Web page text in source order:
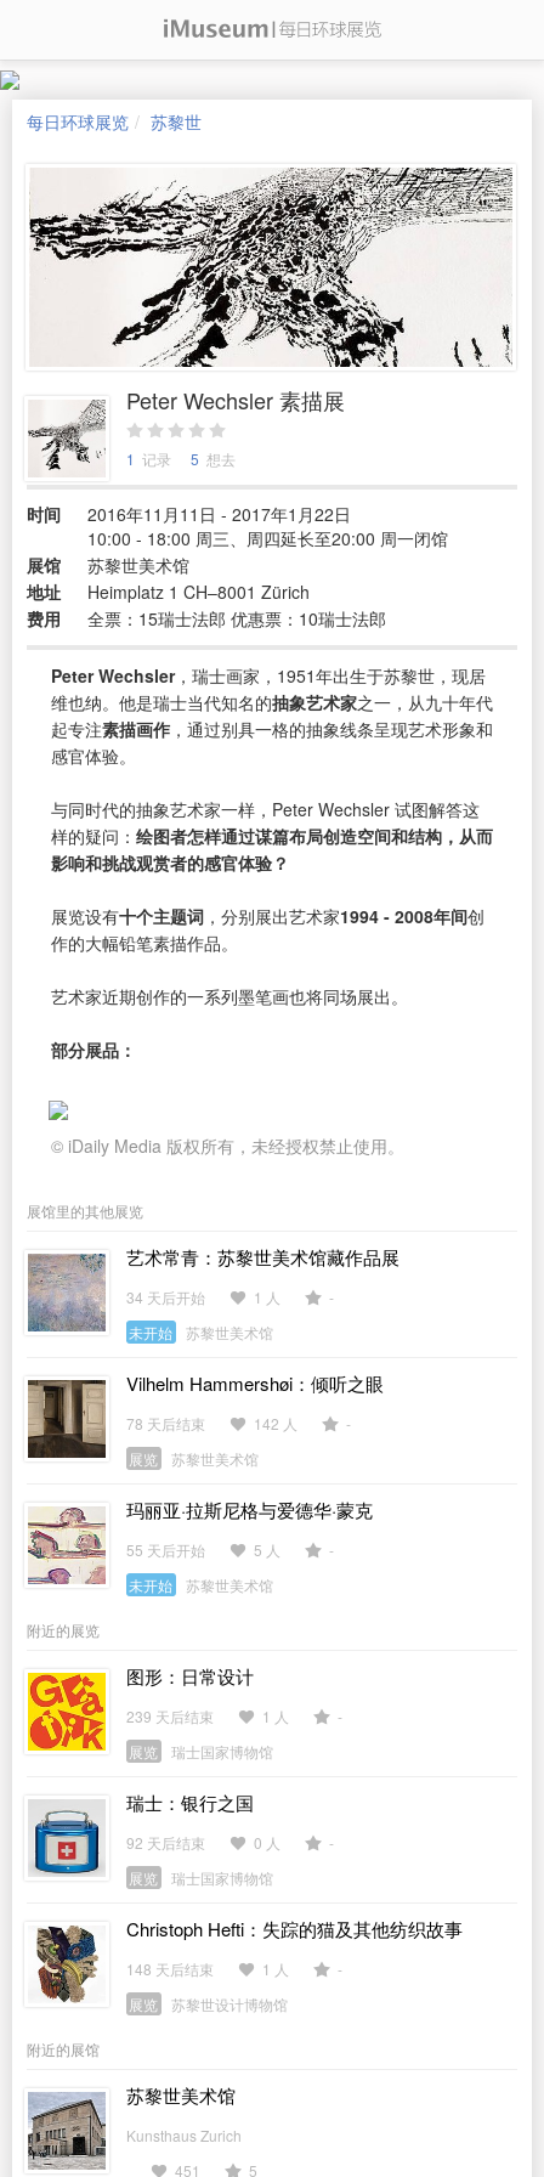
每日环球展览 苏黎世
Peter Wechsler 素描展
1 记录 5 想去
时间
2016年11月11日 - 2017年1月22日
10:00 - 18:00 周三、周四延长至20:00 周一闭馆
展馆
苏黎世美术馆
地址
Heimplatz 1 CH–8001 Zürich
费用
全票：15瑞士法郎 优惠票：10瑞士法郎
Peter Wechsler，瑞士画家，1951年出生于苏黎世，现居
维也纳。他是瑞士当代知名的抽象艺术家之一，从九十年代
起专注素描画作 ，通过别具一格的抽象线条呈现艺术形象和
感官体验。
与同时代的抽象艺术家一样，Peter Wechsler 试图解答这
样的疑问： 绘图者怎样通过谋篇布局创造空间和结构，从而
影响和挑战观赏者的感官体验？
展览设有十个主题词 ，分别展出艺术家1994 - 2008年间创
作的大幅铅笔素描作品。
艺术家近期创作的一系列墨笔画也将同场展出。
部分展品：
© iDaily Media 版权所有，未经授权禁止使用。
展馆里的其他展览
艺术常青：苏黎世美术馆藏作品展
34 天后开始 1 人
-
未开始
苏黎世美术馆
Vilhelm Hammershøi：倾听之眼
78 天后结束 142 人
-
展览
苏黎世美术馆
玛丽亚·拉斯尼格与爱德华·蒙克
55 天后开始 5 人
-
未开始
苏黎世美术馆
附近的展览
图形：日常设计
239 天后结束 1 人
-
展览
瑞士国家博物馆
瑞士：银行之国
92 天后结束 0 人
-
展览
瑞士国家博物馆
Christoph Hefti：失踪的猫及其他纺织故事
148 天后结束 1 人
-
展览
苏黎世设计博物馆
附近的展馆
苏黎世美术馆
Kunsthaus Zurich
451
5